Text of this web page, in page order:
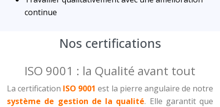
continue
Nos certifications
ISO 9001 : la Qualité avant tout
La certification ISO 9001 est la pierre angulaire de notre
système de gestion de la qualité. Elle garantit que